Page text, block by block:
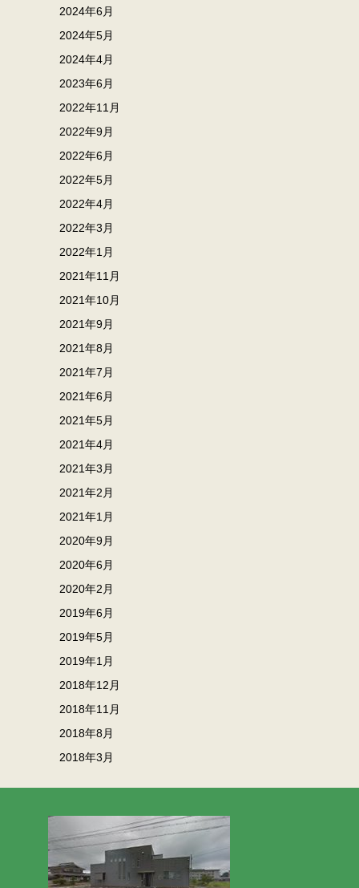
2024年6月
2024年5月
2024年4月
2023年6月
2022年11月
2022年9月
2022年6月
2022年5月
2022年4月
2022年3月
2022年1月
2021年11月
2021年10月
2021年9月
2021年8月
2021年7月
2021年6月
2021年5月
2021年4月
2021年3月
2021年2月
2021年1月
2020年9月
2020年6月
2020年2月
2019年6月
2019年5月
2019年1月
2018年12月
2018年11月
2018年8月
2018年3月